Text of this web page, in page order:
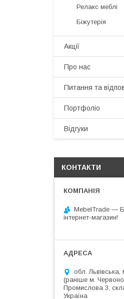
Релакс меблі
Біжутерія
Акції
Про нас
Питання та
Портфоліо
Відгуки
КОНТАКТИ
MebelTrade —
інтернет-магазин!
обл.
(раніше м.
Промислова 3,
Україна